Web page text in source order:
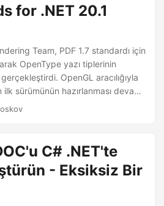
for .NET 20.1
Team, PDF 1.7 standardı için
OpenType yazı tiplerinin
OpenGL aracılığıyla
sürümünün hazırlanması devam
Cold Rendering desteğiyle ilgili
C# .NET'te
- Eksiksiz Bir